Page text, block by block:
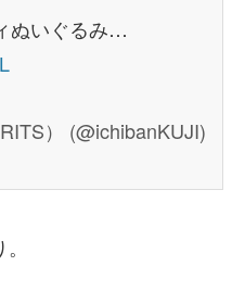
ぬいぐるみ…
） (@ichibanKUJI)